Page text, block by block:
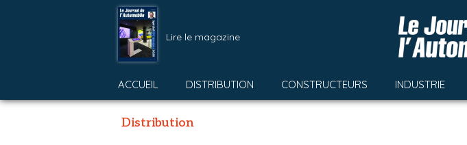
Lire le magazine
ACCUEIL DISTRIBUTION CONSTRUCTEURS INDUSTRIE
Distribution